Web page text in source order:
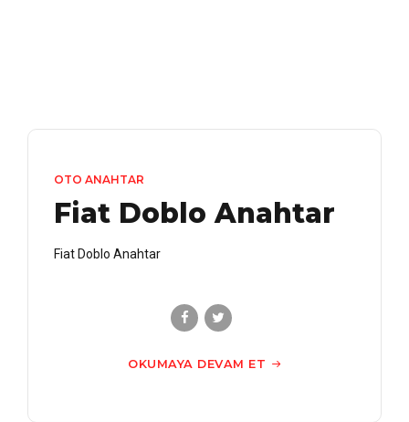
OTO ANAHTAR
Fiat Doblo Anahtar
Fiat Doblo Anahtar
OKUMAYA DEVAM ET